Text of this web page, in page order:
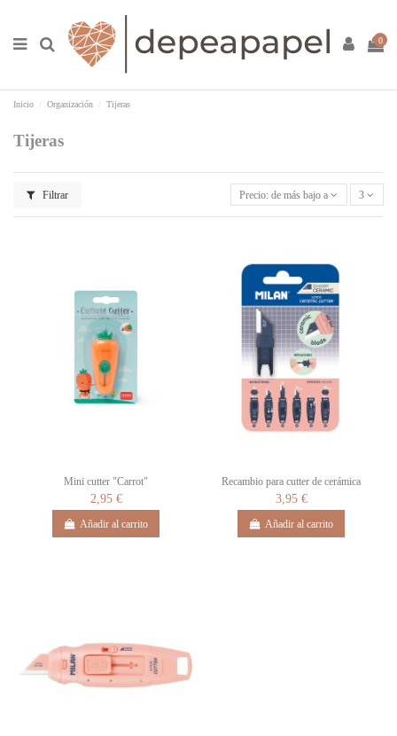
0
Inicio Organización Tijeras
Tijeras
Filtrar Precio: de más bajo a más alto3
Mini cutter "Carrot"
2,95 €
Añadir al carrito
Recambio para cutter de cerámica
3,95 €
Añadir al carrito